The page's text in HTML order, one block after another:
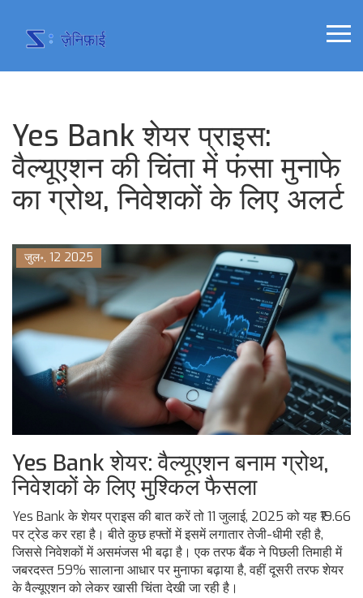
Yes Bank शेयर प्राइस:
वैल्यूएशन की चिंता में फंसा मुनाफे
का ग्रोथ, निवेशकों के लिए अलर्ट
जुल॰, 12 2025
Yes Bank शेयर: वैल्यूएशन बनाम ग्रोथ,
निवेशकों के लिए मुश्किल फैसला
Yes Bank के शेयर प्राइस की बात करें तो 11 जुलाई, 2025 को यह ₹19.66
पर ट्रेड कर रहा है। बीते कुछ हफ्तों में इसमें लगातार तेजी-धीमी रही है,
जिससे निवेशकों में असमंजस भी बढ़ा है। एक तरफ बैंक ने पिछली तिमाही में
जबरदस्त 59% सालाना आधार पर मुनाफा बढ़ाया है, वहीं दूसरी तरफ शेयर
के वैल्यूएशन को लेकर खासी चिंता देखी जा रही है।